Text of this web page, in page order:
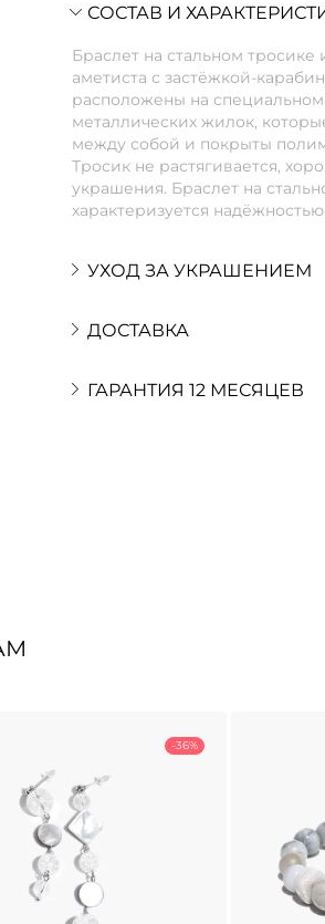
СОСТАВ И
Браслет на стальном тросике
аметиста с застёжкой-
расположены на
металлических жилок,
между собой и покрыты
Тросик не растягивается,
украшения. Браслет на
характеризуется
УХОД ЗА УКРАШЕНИЕМ
ДОСТАВКА
ГАРАНТИЯ 12 МЕСЯЦЕВ
-36%